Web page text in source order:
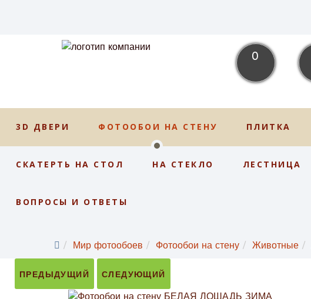
0
3D ДВЕРИ ФОТООБОИ НА СТЕНУ ПЛИТКА
СКАТЕРТЬ НА СТОЛ НА СТЕКЛО ЛЕСТНИЦА
ВОПРОСЫ И ОТВЕТЫ
Мир фотообоев Фотообои на стену Животные
ПРЕДЫДУЩИЙ СЛЕДУЮЩИЙ